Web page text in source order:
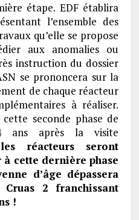
étape. EDF établira
l’ensemble des
qu’elle se propose
aux anomalies ou
instruction du dossier
se prononcera sur la
de chaque réacteur
à réaliser.
seconde phase de
ans après la visite
réacteurs seront
cette dernière phase
d’âge dépassera
2 franchissant
!